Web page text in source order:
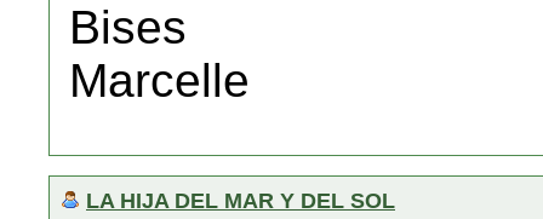
Bises
Marcelle
LA HIJA DEL MAR Y DEL SOL